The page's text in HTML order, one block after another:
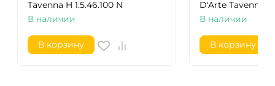
Tavenna H 1.5.46.100 N
В наличии
В корзину
D'Arte Tavenna H
В наличии
В корзину